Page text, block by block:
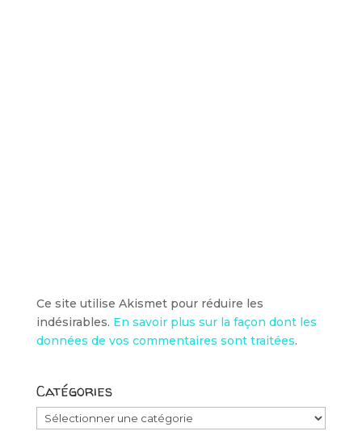
Ce site utilise Akismet pour réduire les
indésirables. En savoir plus sur la façon dont les
données de vos commentaires sont traitées.
Catégories
Catégories